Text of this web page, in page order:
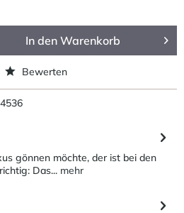
In den Warenkorb
Bewerten
gönnen möchte, der ist bei den
Das... mehr